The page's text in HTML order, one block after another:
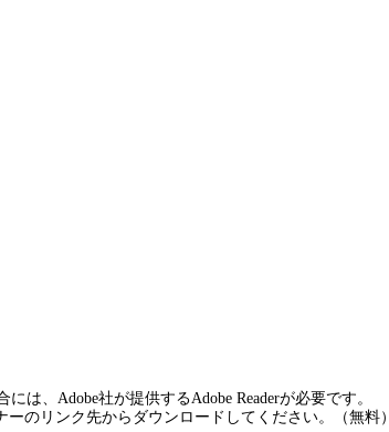
は、Adobe社が提供するAdobe Readerが必要です。
ーのリンク先からダウンロードしてください。（無料）